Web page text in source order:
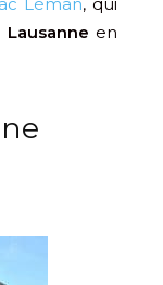
Lausanne en